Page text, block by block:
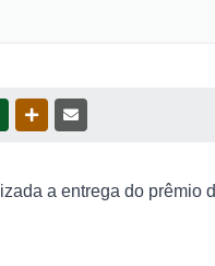
WHATSAPPOUTRAS MÍDIAS
a entrega do